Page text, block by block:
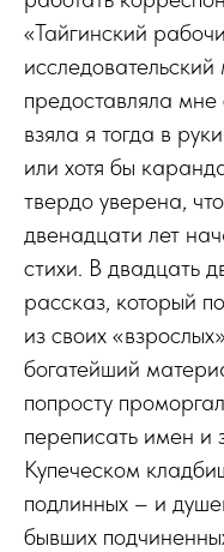
«Тайгинский
предоставляла
взяла я тогда в
или хотя бы
твердо уверена,
двенадцати лет
стихи. В двадцать
рассказ, который
из своих
богатейший
попросту
переписать имен и
Купеческом
подлинных – и
бывших